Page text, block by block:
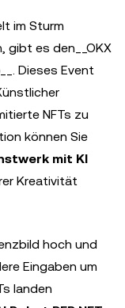
im Sturm
gibt es den__OKX
Dieses Event
NFTs zu
können Sie
mit KI
Kreativität
hoch und
Eingaben um
landen